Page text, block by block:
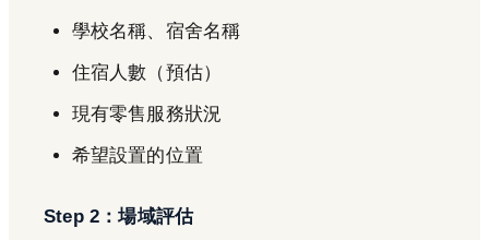
學校名稱、宿舍名稱
住宿人數（預估）
現有零售服務狀況
希望設置的位置
Step 2：場域評估